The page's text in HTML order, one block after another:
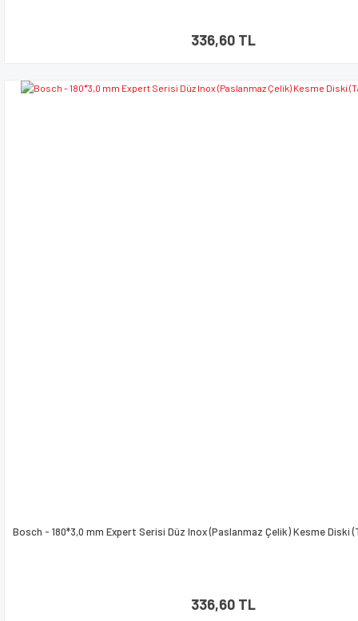
336,60 TL
Bosch - 180*3,0 mm Expert Serisi Düz Inox (Paslanmaz Çelik) Kesme Diski
336,60 TL